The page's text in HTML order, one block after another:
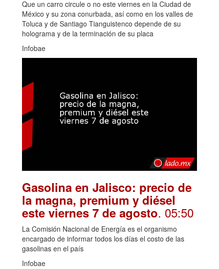
Que un carro circule o no este viernes en la Ciudad de
México y su zona conurbada, así como en los valles de
Toluca y de Santiago Tianguistenco depende de su
holograma y de la terminación de su placa
Infobae
Gasolina en Jalisco: precio de
la magna, premium y diésel
este viernes 7 de agosto. 05:50
La Comisión Nacional de Energía es el organismo
encargado de informar todos los días el costo de las
gasolinas en el país
Infobae